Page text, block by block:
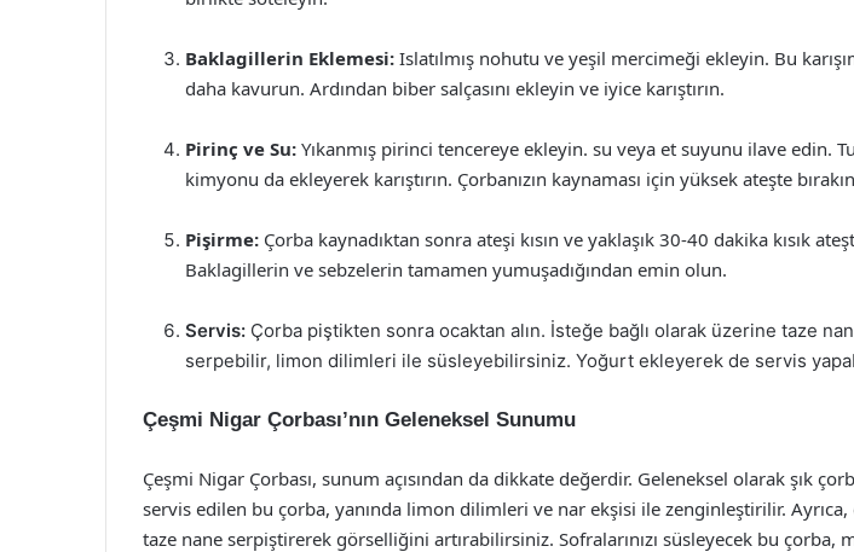
Baklagillerin Eklemesi: Islatılmış nohutu ve yeşil mercimeği ekleyin. Bu
daha kavurun. Ardından biber salçasını ekleyin ve iyice karıştırın.
Pirinç ve Su: Yıkanmış pirinci tencereye ekleyin. su veya et suyunu ilave edin.
kimyonu da ekleyerek karıştırın. Çorbanızın kaynaması için yüksek ateşte
Pişirme: Çorba kaynadıktan sonra ateşi kısın ve yaklaşık 30-40 dakika kısık
Baklagillerin ve sebzelerin tamamen yumuşadığından emin olun.
Servis: Çorba piştikten sonra ocaktan alın. İsteğe bağlı olarak üzerine taze
serpebilir, limon dilimleri ile süsleyebilirsiniz. Yoğurt ekleyerek de servis
Çeşmi Nigar Çorbası’nın Geleneksel Sunumu
Çeşmi Nigar Çorbası, sunum açısından da dikkate değerdir. Geleneksel olarak şık
servis edilen bu çorba, yanında limon dilimleri ve nar ekşisi ile zenginleştirilir. Ayrıca,
taze nane serpiştirerek görselliğini artırabilirsiniz. Sofralarınızı süsleyecek bu çorba,